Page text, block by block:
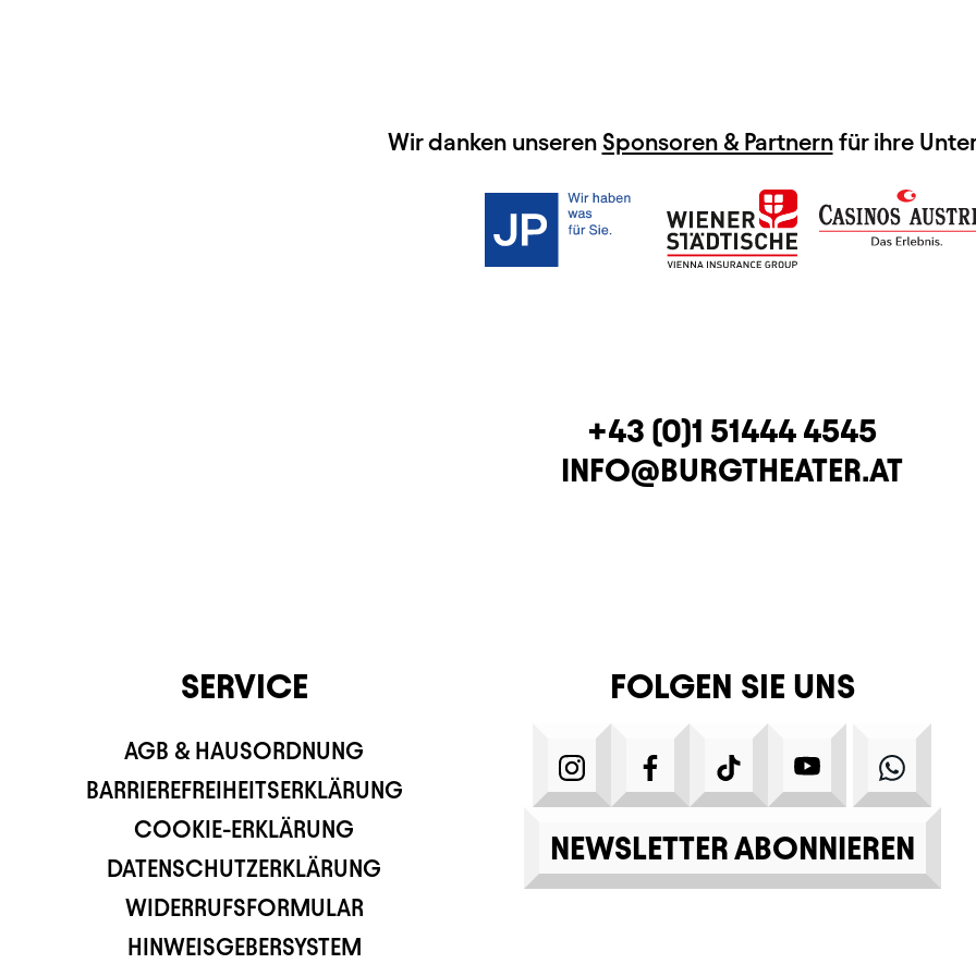
Wir danken unseren Sponsoren & Partnernfür ihre
TELEFON
+43 (0)1 51444 4545
E-MAIL
INFO@BURGTHEATER.AT
FOLGEN SIE UNS
INSTAGRAMFACEBOOK
TIKTOK YOUTUBE
NEWSLETTER ABONNIEREN
SERVICE
AGB & HAUSORDNUNG
BARRIEREFREIHEITSERKLÄRUNG
COOKIE-ERKLÄRUNG
DATENSCHUTZERKLÄRUNG
WIDERRUFSFORMULAR
HINWEISGEBERSYSTEM